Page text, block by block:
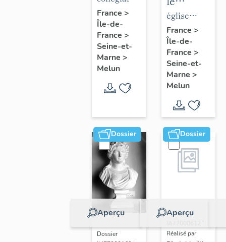
de la
collégiale
Notre-
Dame
Notre-
Dame
France >
Île-de-
France >
Seine-et-
Marne >
Melun
mobilier
de
l'église
Saint-
Aspais
église
paroissiale
Saint-
Aspais
France >
Île-de-
France >
Seine-et-
Marne >
Melun
Dossier
Aperçu
Dossier
Dossier
Aperçu
Dossier
Réalisé par